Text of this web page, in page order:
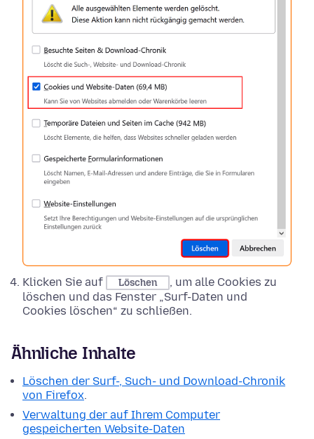
Klicken Sie auf Löschen
, um alle Cookies zu
löschen und das Fenster „Surf-Daten und
Cookies löschen“ zu schließen.
Ähnliche Inhalte
Löschen der Surf-, Such- und Download-Chronik
von Firefox.
Verwaltung der auf Ihrem Computer
gespeicherten Website-Daten